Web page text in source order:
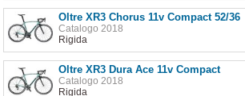
Oltre XR3 Chorus 11v Compact 52/36
Catalogo 2018
Rigida
Oltre XR3 Dura Ace 11v Compact
Catalogo 2018
Rigida